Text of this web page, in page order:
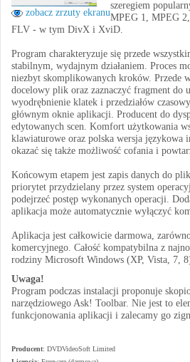
zobacz zrzuty ekranu
szeregiem
MPEG 1, MPEG
FLV - w tym DivX i XviD.
Program charakteryzuje się przede
stabilnym, wydajnym działaniem. Proces
niezbyt skomplikowanych kroków. Przede
docelowy plik oraz zaznaczyć fragment do
wyodrębnienie klatek i przedziałów
głównym oknie aplikacji. Producent do
edytowanych scen. Komfort użytkowania
klawiaturowe oraz polska wersja językowa
okazać się także możliwość cofania i
Końcowym etapem jest zapis danych do
priorytet przydzielany przez system
podejrzeć postęp wykonanych operacji.
aplikacja może automatycznie wyłączyć
Aplikacja jest całkowicie darmowa,
komercyjnego. Całość kompatybilna z
rodziny Microsoft Windows (XP, Vista, 7,
Uwaga!
Program podczas instalacji proponuje
narzędziowego Ask! Toolbar. Nie jest to
funkcjonowania aplikacji i zalecamy go
Producent: DVDVideoSoft Limited